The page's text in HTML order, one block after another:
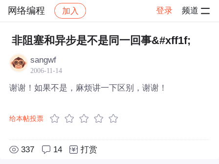
网络编程 加入 登录 频道
社区 网络编程 帖子详情
非阻塞和异步是不是同一回事&#xff1f;
sangwf
2006-11-14
谢谢！如果不是，麻烦讲一下区别，谢谢！
给本帖投票
337 14 打赏